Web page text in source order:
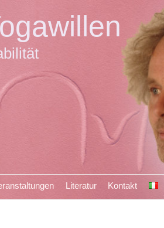
Literatur Kontakt